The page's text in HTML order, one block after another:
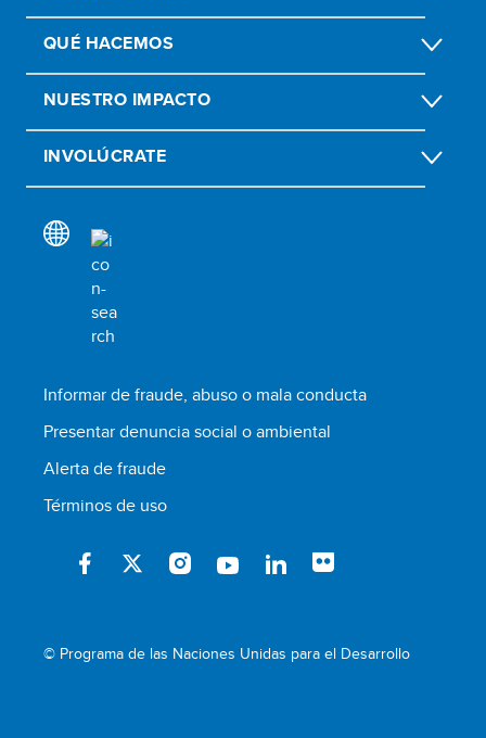
QUÉ HACEMOS
NUESTRO IMPACTO
INVOLÚCRATE
Informar de fraude, abuso o mala conducta
Presentar denuncia social o ambiental
Alerta de fraude
Términos de uso
© Programa de las Naciones Unidas para el Desarrollo